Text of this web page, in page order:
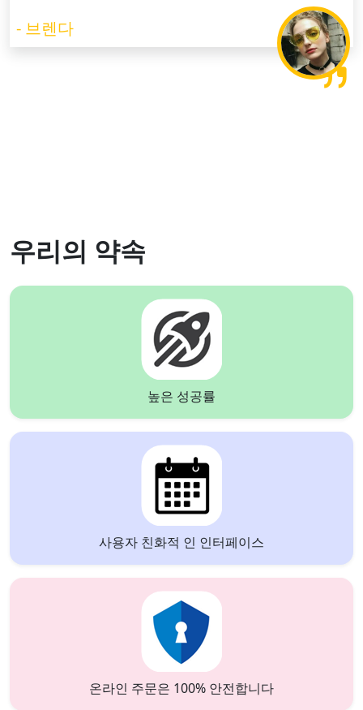
- 브렌다
우리의 약속
높은 성공률
사용자 친화적 인 인터페이스
온라인 주문은 100% 안전합니다